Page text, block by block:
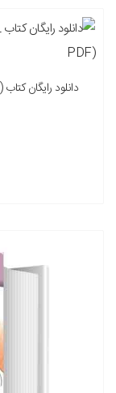
دانلود رایگان کتاب Endoscopic Mid Face Lift ( ORIGINAL PDF)